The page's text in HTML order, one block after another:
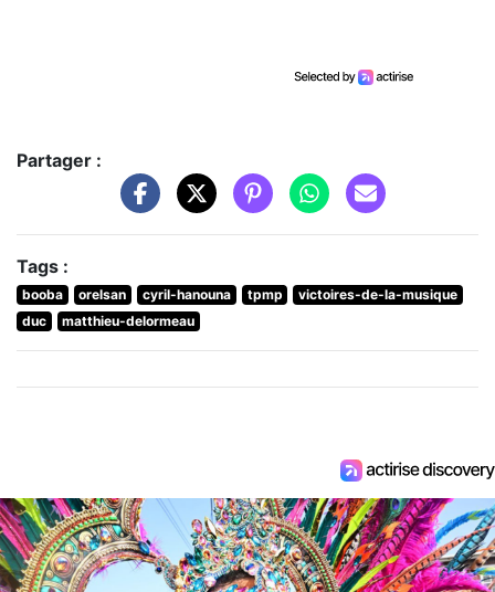
Partager :
Tags :
booba orelsan cyril-hanouna tpmp
victoires-de-la-musique
duc
matthieu-delormeau